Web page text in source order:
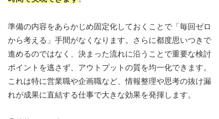
準備の内容をあらかじめ固定化しておくことで「毎回ゼロ
から考える」手間がなくなります。さらに都度思いつきで
進めるのではなく、決まった流れに沿うことで重要な検討
ポイントを逃さず、アウトプットの質を均一化できます。
これは特に営業職や企画職など、情報整理や思考の抜け漏
れが成果に直結する仕事で大きな効果を発揮します。